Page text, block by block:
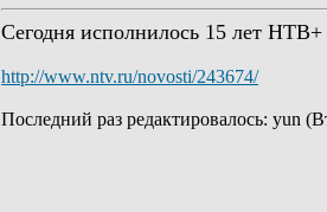
Сегодня исполнилось 15 лет НТВ+
http://www.ntv.ru/novosti/243674/
Последний раз редактировалось: yun